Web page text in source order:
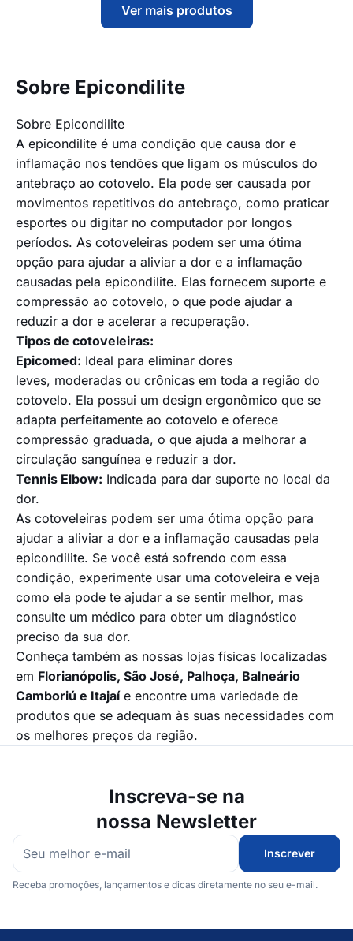
Ver mais produtos
Sobre Epicondilite
Sobre Epicondilite
A epicondilite é uma condição que causa dor e
inflamação nos tendões que ligam os músculos do
antebraço ao cotovelo. Ela pode ser causada por
movimentos repetitivos do antebraço, como praticar
esportes ou digitar no computador por longos
períodos. As cotoveleiras podem ser uma ótima
opção para ajudar a aliviar a dor e a inflamação
causadas pela epicondilite. Elas fornecem suporte e
compressão ao cotovelo, o que pode ajudar a
reduzir a dor e acelerar a recuperação.
Tipos de cotoveleiras:
Epicomed: Ideal para eliminar dores
leves, moderadas ou crônicas em toda a região do
cotovelo. Ela possui um design ergonômico que se
adapta perfeitamente ao cotovelo e oferece
compressão graduada, o que ajuda a melhorar a
circulação sanguínea e reduzir a dor.
Tennis Elbow: Indicada para dar suporte no local da
dor.
As cotoveleiras podem ser uma ótima opção para
ajudar a aliviar a dor e a inflamação causadas pela
epicondilite. Se você está sofrendo com essa
condição, experimente usar uma cotoveleira e veja
como ela pode te ajudar a se sentir melhor, mas
consulte um médico para obter um diagnóstico
preciso da sua dor.
Conheça também as nossas lojas físicas localizadas
em Florianópolis, São José, Palhoça, Balneário
Camboriú e Itajaíe encontre uma variedade de
produtos que se adequam às suas necessidades com
os melhores preços da região.
Inscreva-se na
nossa Newsletter
Inscrever
Receba promoções, lançamentos e dicas diretamente no seu e-mail.